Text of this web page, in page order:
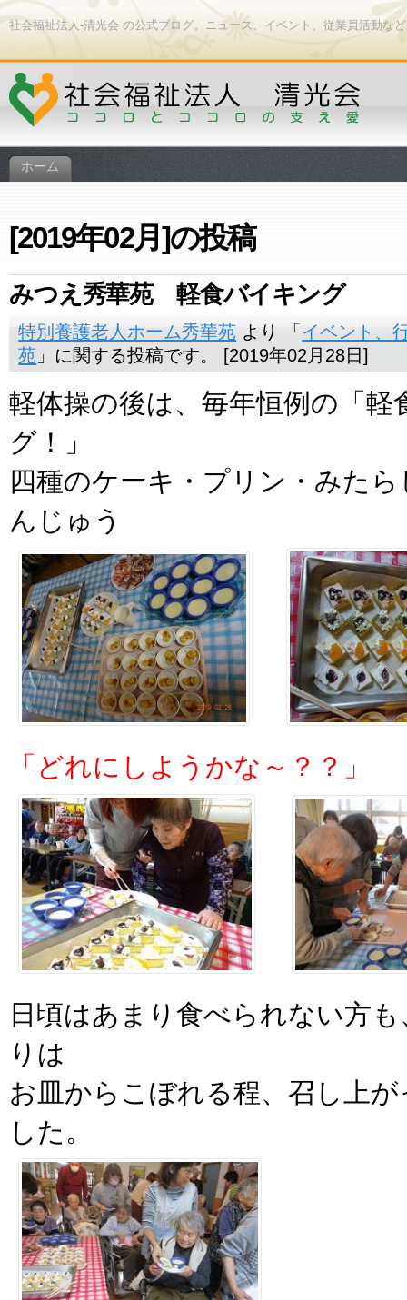
社会福祉法人-清光会 の公式ブログ。ニュース、イベント、従業員活動な
ホーム
[2019年02月]の投稿
みつえ秀華苑 軽食バイキング
特別養護老人ホーム秀華苑 より 「 イベント、
苑 」に関する投稿です。 [2019年02月28日]
軽体操の後は、毎年恒例の「軽
グ！」
四種のケーキ・プリン・みた
んじゅう
「どれにしようかな～？？」
日頃はあまり食べられない方
りは
お皿からこぼれる程、召し上
した。